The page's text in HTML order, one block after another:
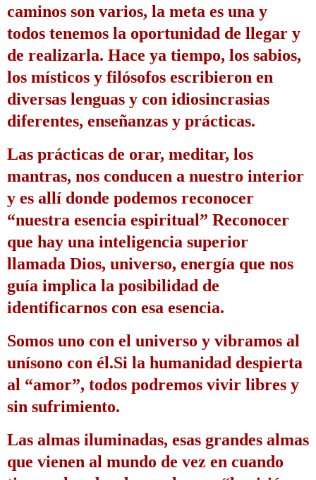
caminos son varios, la meta es una y
todos tenemos la oportunidad de llegar y
de realizarla. Hace ya tiempo, los sabios,
los místicos y filósofos escribieron en
diversas lenguas y con idiosincrasias
diferentes, enseñanzas y prácticas.
Las prácticas de orar, meditar, los
mantras, nos conducen a nuestro interior
y es allí donde podemos reconocer
“nuestra esencia espiritual” Reconocer
que hay una inteligencia superior
llamada Dios, universo, energía que nos
guía implica la posibilidad de
identificarnos con esa esencia.
Somos uno con el universo y vibramos al
unísono con él.Si la humanidad despierta
al “amor”, todos podremos vivir libres y
sin sufrimiento.
Las almas iluminadas, esas grandes almas
que vienen al mundo de vez en cuando